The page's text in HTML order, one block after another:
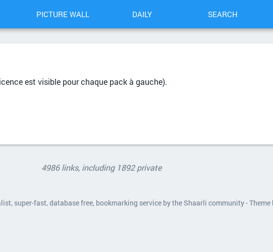
PICTURE WALL DAILY SEARCH
est visible pour chaque pack à gauche).
4986 links, including 1892 private
super-fast, database free, bookmarking service by the Shaarli community - Theme